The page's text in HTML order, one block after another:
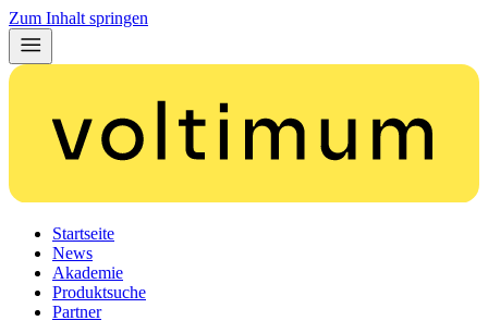
Zum Inhalt springen
Startseite
News
Akademie
Produktsuche
Partner